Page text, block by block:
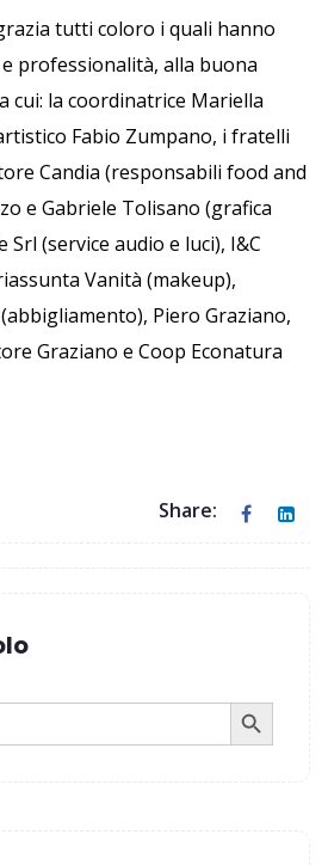
tutti coloro i quali hanno
professionalità, alla buona
cui: la coordinatrice Mariella
Fabio Zumpano, i fratelli
Candia (responsabili food and
e Gabriele Tolisano (grafica
(service audio e luci), I&C
Vanità (makeup),
Piero Graziano,
Graziano e Coop Econatura
Share:
SEARCH BUTTON